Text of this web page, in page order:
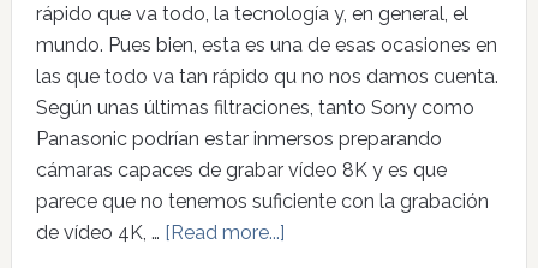
rápido que va todo, la tecnología y, en general, el
mundo. Pues bien, esta es una de esas ocasiones en
las que todo va tan rápido qu no nos damos cuenta.
Según unas últimas filtraciones, tanto Sony como
Panasonic podrían estar inmersos preparando
cámaras capaces de grabar vídeo 8K y es que
parece que no tenemos suficiente con la grabación
de vídeo 4K, … [Read more...]